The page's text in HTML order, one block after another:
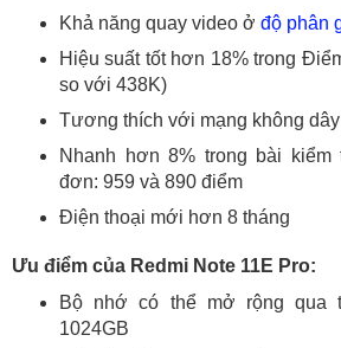
Khả năng quay video ở độ phân
Hiệu suất tốt hơn 18% trong
so với 438K)
Tương thích với mạng không
Nhanh hơn 8% trong bài kiểm
đơn: 959 và 890 điểm
Điện thoại mới hơn 8 tháng
Ưu điểm của Redmi Note 11E Pro:
Bộ nhớ có thể mở rộng qua
1024GB